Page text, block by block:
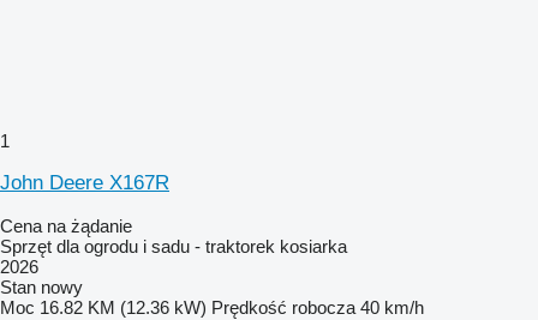
1
John Deere X167R
Cena na żądanie
Sprzęt dla ogrodu i sadu - traktorek kosiarka
2026
Stan nowy
Moc 16.82 KM (12.36 kW) Prędkość robocza 40 km/h